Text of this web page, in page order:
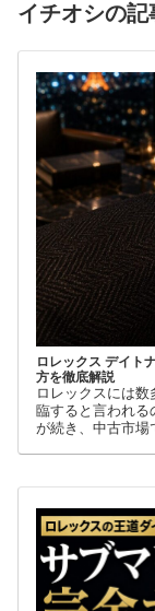
イチオシの記
ロレックス デイト
方を徹底解説
ロレックスには
臨すると言われる
が続き、中古市場